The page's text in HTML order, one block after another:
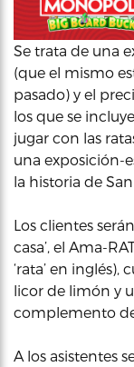
Se trata de una
(que el mismo
pasado) y el
los que se
jugar con las
una exposición-
la historia de
Los clientes
casa’, el Ama-
‘rata’ en
licor de limón y
complemento
A los asistentes